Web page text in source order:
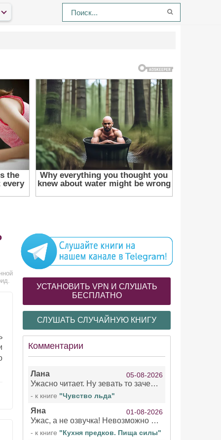
УСТАНОВИТЬ VPN И СЛУШАТЬ
БЕСПЛАТНО
СЛУШАТЬ СЛУЧАЙНУЮ КНИГУ
Комментарии
Лана 05-08-2026
Ужасно читает. Ну зевать то зачем. Уже не говорю, что ударения ставит, как хочет.
- к книге "Чувство льда"
Яна 01-08-2026
Ужас, а не озвучка! Невозможно вникать в смысл текста из за кривляний чтеца
- к книге "Кухня предков. Пища силы"